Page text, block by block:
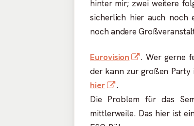
hinter mir; zwei weitere
sicherlich hier auch noch
noch andere
Eurovision
In
neuem
öffnen
. Wer gerne
der kann zur großen Party
hier
In
neuem
Fenster
.
Die Problem für das
mittlerweile. Das hier ist